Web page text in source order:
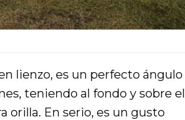
lienzo, es un perfecto ángulo
teniendo al fondo y sobre el
orilla. En serio, es un gusto